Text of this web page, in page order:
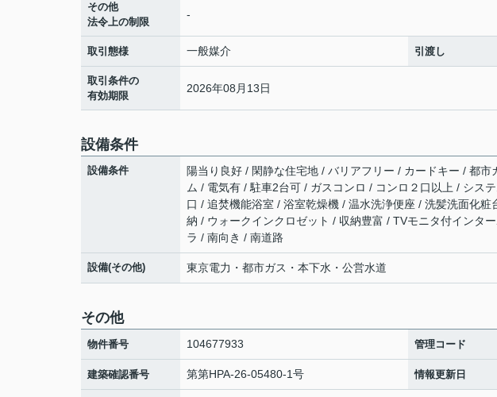
その他
法令上の制限
-
取引態様 一般媒介 引渡し
取引条件の
有効期限
2026年08月13日
設備条件
設備条件
陽当り良好 / 閑静な住宅地 / バリアフリー / カードキー / 都
ム / 電気有 / 駐車2台可 / ガスコンロ / コンロ２口以上 / シス
口 / 追焚機能浴室 / 浴室乾燥機 / 温水洗浄便座 / 洗髪洗面化
納 / ウォークインクロゼット / 収納豊富 / TVモニタ付インタ
ラ / 南向き / 南道路
設備(その他) 東京電力・都市ガス・本下水・公営水道
その他
物件番号 104677933 管理コード
建築確認番号 第第HPA-26-05480-1号 情報更新日